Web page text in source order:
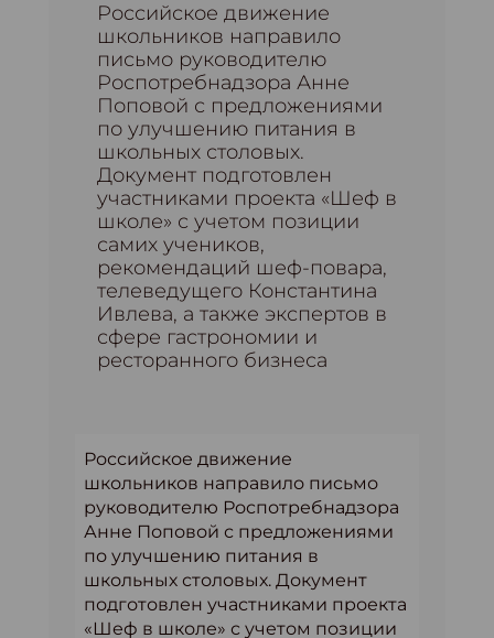
Российское движение
школьников направило
письмо руководителю
Роспотребнадзора Анне
Поповой с предложениями
по улучшению питания в
школьных столовых.
Документ подготовлен
участниками проекта «Шеф в
школе» с учетом позиции
самих учеников,
рекомендаций шеф-повара,
телеведущего Константина
Ивлева, а также экспертов в
сфере гастрономии и
ресторанного бизнеса
Российское движение
школьников направило письмо
руководителю Роспотребнадзора
Анне Поповой с предложениями
по улучшению питания в
школьных столовых. Документ
подготовлен участниками проекта
«Шеф в школе» с учетом позиции